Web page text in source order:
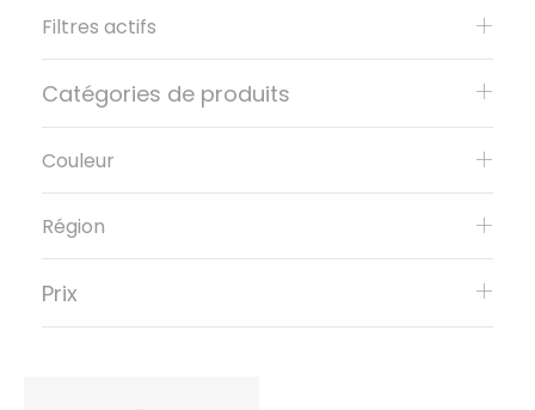
Filtres actifs
Catégories de produits
Couleur
Région
Prix